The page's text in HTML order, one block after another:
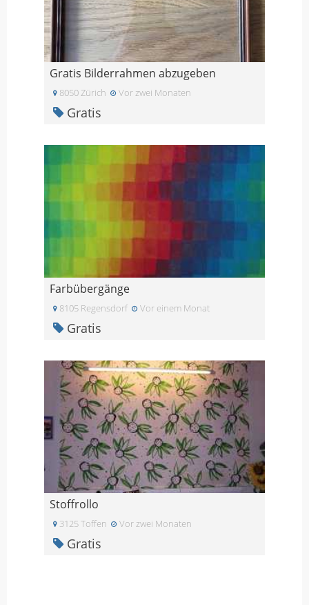
Gratis Bilderrahmen abzugeben
8050 Zürich Vor zwei Monaten
Gratis
Farbübergänge
8105 Regensdorf Vor einem Monat
Gratis
Stoffrollo
3125 Toffen Vor zwei Monaten
Gratis